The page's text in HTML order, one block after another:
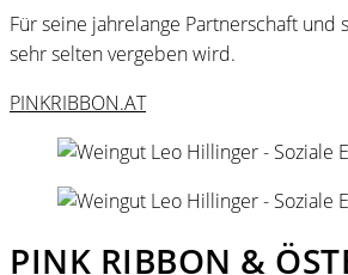
Für seine jahrelange Partnerschaft
sehr selten vergeben wird.
PINKRIBBON.AT
PINK RIBBON &